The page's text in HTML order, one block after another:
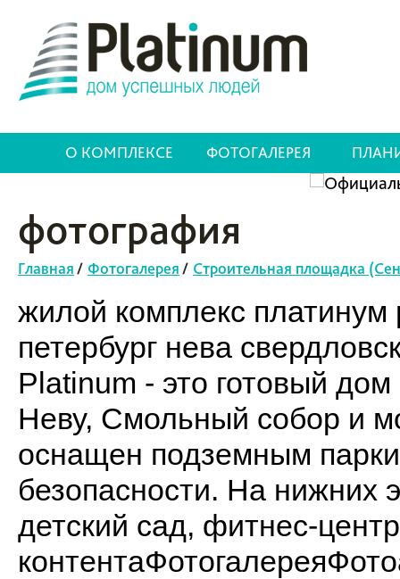
О КОМПЛЕКСЕ ФОТОГАЛЕРЕЯ
фотография
Главная / Фотогалерея / Строительная площадка
жилой комплекс платинум
петербург нева
Platinum - это готовый
Неву, Смольный собор и
оснащен подземным
безопасности. На нижних
детский сад, фитнес-